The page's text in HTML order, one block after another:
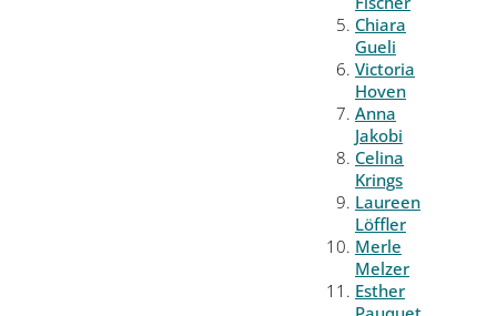
Chiara
Gueli
Victoria
Hoven
Anna
Jakobi
Celina
Krings
Laureen
Löffler
Merle
Melzer
Esther